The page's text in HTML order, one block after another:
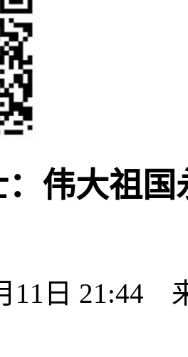
：伟大祖
11日 21:44